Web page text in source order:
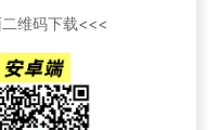
维码下载<<<